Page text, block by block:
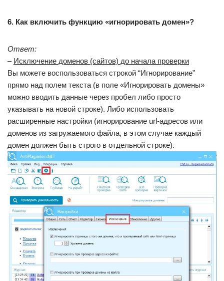
6. Как включить функцию «игнорировать домен»?
Ответ:
– Исключение доменов (сайтов) до начала проверки
Вы можете воспользоваться строкой “Игнорирование”
прямо над полем текста (в поле «Игнорировать домены»
можно вводить данные через пробел либо просто
указывать на новой строке). Либо использовать
расширенные настройки (игнорирование url-адресов или
доменов из загружаемого файла, в этом случае каждый
домен должен быть строго в отдельной строке).